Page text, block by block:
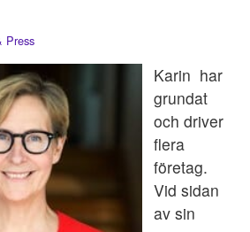
Press
Karin har
grundat
och driver
flera
företag.
Vid sidan
av sin